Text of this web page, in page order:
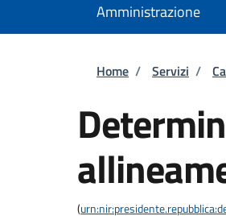
Amministrazione
Briciole
Home / Servizi /
(